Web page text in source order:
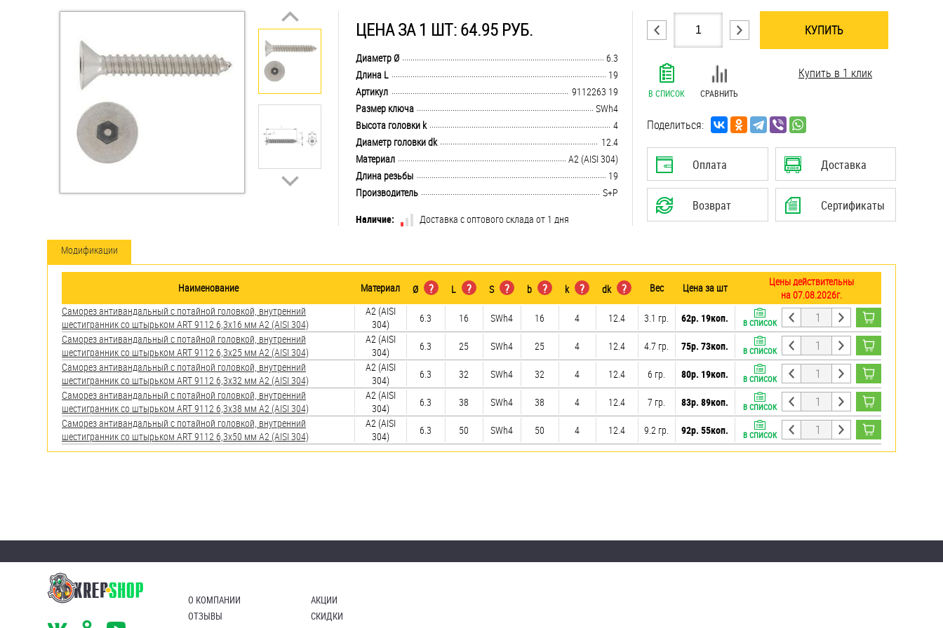
Гайки
Дюбели
Дюймовый крепёж
Заклепки (Гайки-Заклепки)
Инструмент
Крюки, кольца с шурупной
резьбой
Оснастка и аксессуары для
яхт
Пробки
Саморезы и шурупы
Стопорные кольца
Такелаж
Шпильки
Шплинты
Штифты и пальцы
ЦЕНА ЗА 1 ШТ: 64.95 РУБ.
........................................................................................................................................................................................................
Диаметр Ø
6.3
........................................................................................................................................................................................................
Длина L
19
........................................................................................................................................................................................................
Артикул
9112263 19
........................................................................................................................................................................................................
Размер ключа
SWh4
........................................................................................................................................................................................................
Высота головки k
4
........................................................................................................................................................................................................
Диаметр головки dk
12.4
........................................................................................................................................................................................................
Материал
А2 (AISI 304)
........................................................................................................................................................................................................
Длина резьбы
19
........................................................................................................................................................................................................
Производитель
S+P
Наличие:
Доставка с оптового склада от 1 дня
КУПИТЬ
В СПИСОК СРАВНИТЬ
Купить в 1 клик
Поделиться:
Оплата Доставка
Возврат Сертификаты
Модификации
Наименование Материал Ø ? L ? S ? b ? k ? dk ? Вес Цена за шт
Цены действительны
на 07.08.2026г.
Саморез антивандальный с потайной головкой, внутренний
шестигранник со штырьком ART 9112 6,3х16 мм А2 (AISI 304)
А2 (AISI
304)
6.3 16 SWh4 16 4 12.4 3.1 гр. 62р. 19коп. В СПИСОК
Саморез антивандальный с потайной головкой, внутренний
шестигранник со штырьком ART 9112 6,3х25 мм А2 (AISI 304)
А2 (AISI
304)
6.3 25 SWh4 25 4 12.4 4.7 гр. 75р. 73коп. В СПИСОК
Саморез антивандальный с потайной головкой, внутренний
шестигранник со штырьком ART 9112 6,3х32 мм А2 (AISI 304)
А2 (AISI
304)
6.3 32 SWh4 32 4 12.4 6 гр. 80р. 19коп. В СПИСОК
Саморез антивандальный с потайной головкой, внутренний
шестигранник со штырьком ART 9112 6,3х38 мм А2 (AISI 304)
А2 (AISI
304)
6.3 38 SWh4 38 4 12.4 7 гр. 83р. 89коп. В СПИСОК
Саморез антивандальный с потайной головкой, внутренний
шестигранник со штырьком ART 9112 6,3х50 мм А2 (AISI 304)
А2 (AISI
304)
6.3 50 SWh4 50 4 12.4 9.2 гр. 92р. 55коп. В СПИСОК
О КОМПАНИИ
ОТЗЫВЫ
АКЦИИ
СКИДКИ